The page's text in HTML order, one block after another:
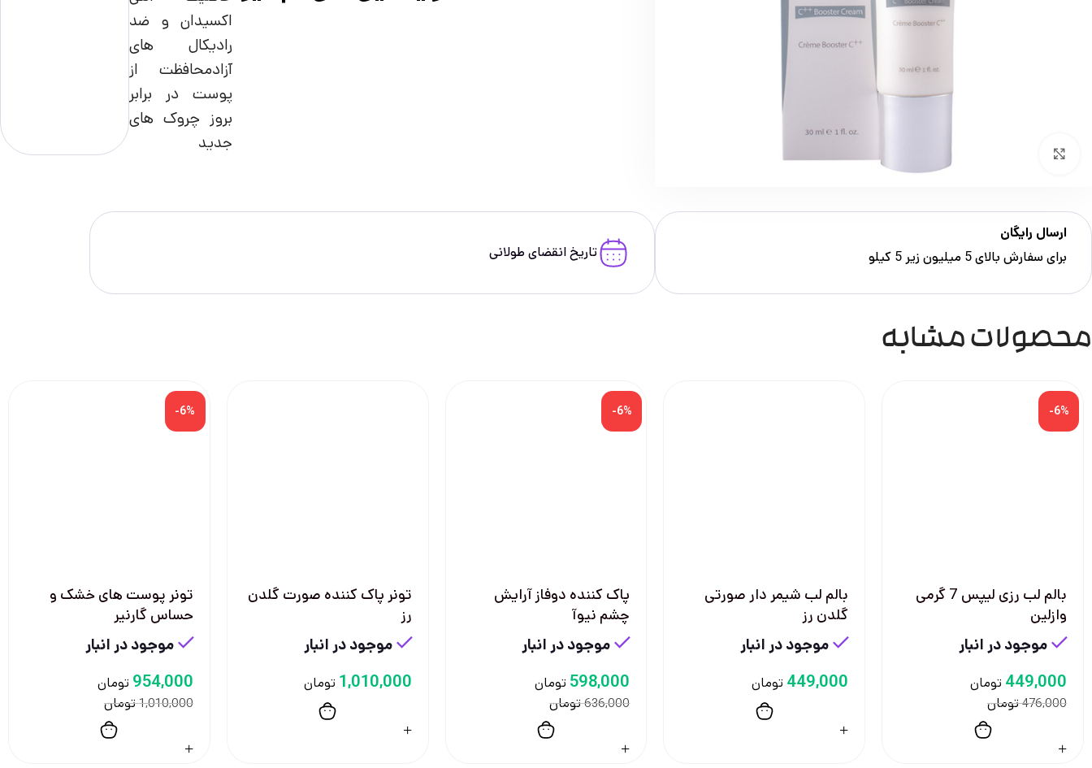
اکسیدان و ضد
رادیکال های
آزادمحافظت از
پوست در برابر
بروز چروک های
جدید
ارسال رایگان
برای سفارش‌ بالای 5 میلیون زیر 5 کیلو
تاریخ انقضای طولانی
محصولات مشابه
-6%
بالم لب رزی لیپس 7 گرمی
وازلین
موجود در انبار
476,000تومان
449,000 تومان
بالم لب شیمر دار صورتی
گلدن رز
موجود در انبار
449,000 تومان
-6%
پاک کننده دوفاز آرایش
چشم نیوآ
موجود در انبار
636,000تومان
598,000 تومان
تونر پاک کننده صورت گلدن
رز
موجود در انبار
1,010,000 تومان
-6%
تونر پوست های خشک و
حساس گارنیر
موجود در انبار
1,010,000تومان
954,000 تومان